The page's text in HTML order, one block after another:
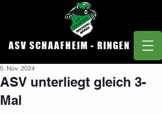
ASV SCHAAFHEIM - RINGEN
ASV unterliegt gleich 3-
Mal
5. Nov. 2024